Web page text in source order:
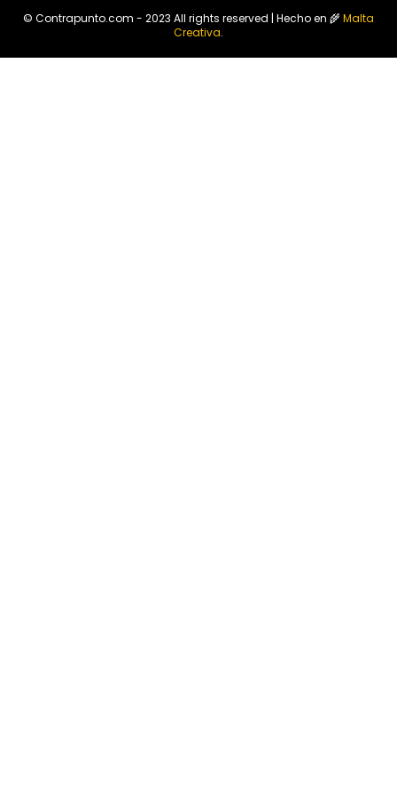
© Contrapunto.com - 2023 All rights reserved | Hecho en 🌾Malta
Creativa.